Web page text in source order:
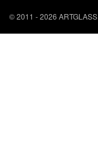
© 2011 - 2026 ARTGLASS